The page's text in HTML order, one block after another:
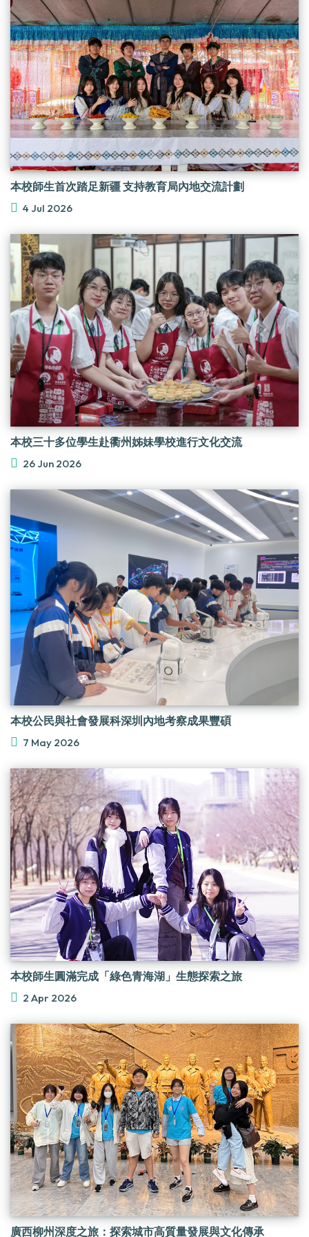
本校師生首次踏足新疆 支持教育局內地交流計劃
4 Jul 2026
本校三十多位學生赴衢州姊妹學校進行文化交流
26 Jun 2026
本校公民與社會發展科深圳內地考察成果豐碩
7 May 2026
本校師生圓滿完成「綠色青海湖」生態探索之旅
2 Apr 2026
廣西柳州深度之旅：探索城市高質量發展與文化傳承